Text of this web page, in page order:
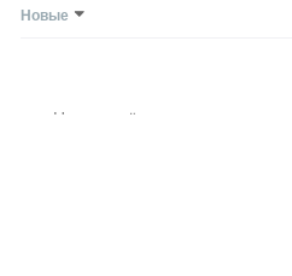
Новые
Никто ещё не оставил